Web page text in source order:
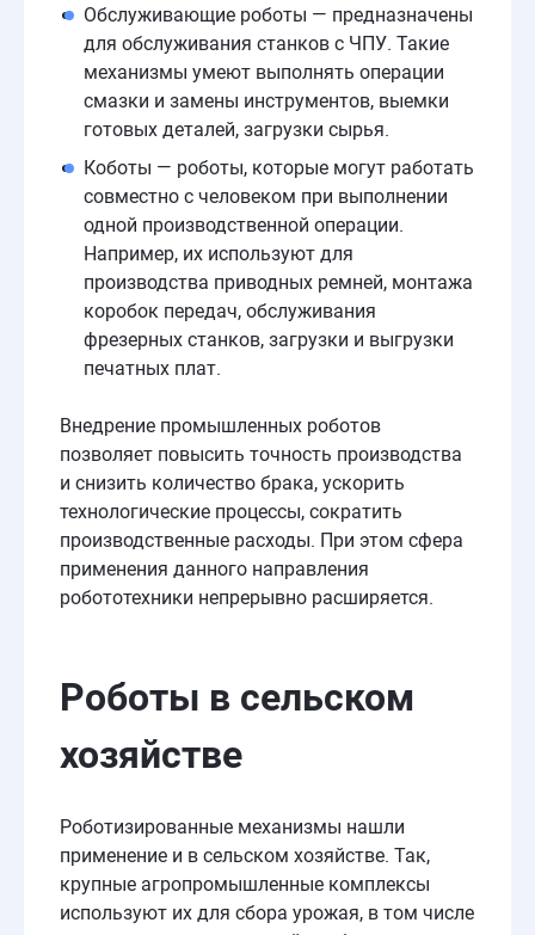
Обслуживающие роботы — предназначены
для обслуживания станков с ЧПУ. Такие
механизмы умеют выполнять операции
смазки и замены инструментов, выемки
готовых деталей, загрузки сырья.
Коботы — роботы, которые могут работать
совместно с человеком при выполнении
одной производственной операции.
Например, их используют для
производства приводных ремней, монтажа
коробок передач, обслуживания
фрезерных станков, загрузки и выгрузки
печатных плат.
Внедрение промышленных роботов
позволяет повысить точность производства
и снизить количество брака, ускорить
технологические процессы, сократить
производственные расходы. При этом сфера
применения данного направления
робототехники непрерывно расширяется.
Роботы в сельском
хозяйстве
Роботизированные механизмы нашли
применение и в сельском хозяйстве. Так,
крупные агропромышленные комплексы
используют их для сбора урожая, в том числе